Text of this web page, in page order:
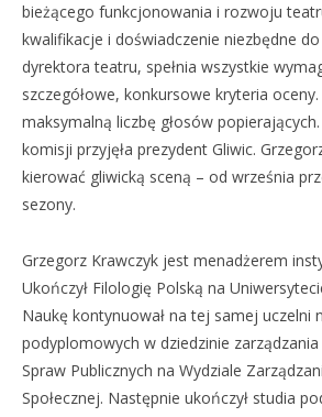
bieżącego funkcjonowania i rozwoju
kwalifikacje i doświadczenie niezbędne
dyrektora teatru, spełnia wszystkie
szczegółowe, konkursowe kryteria oceny.
maksymalną liczbę głosów
komisji przyjęła prezydent Gliwic.
kierować gliwicką sceną – od września
sezony.
Grzegorz Krawczyk jest menadżerem
Ukończył Filologię Polską na
Naukę kontynuował na tej samej uczelni
podyplomowych w dziedzinie
Spraw Publicznych na Wydziale
Społecznej. Następnie ukończył studia